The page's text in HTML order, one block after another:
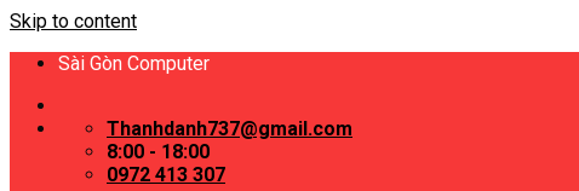
Skip to content
Sài Gòn Computer
Thanhdanh737@gmail.com
8:00 - 18:00
0972 413 307